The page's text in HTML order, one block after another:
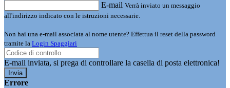
E-mail Verrà inviato un messaggio
all'indirizzo indicato con le istruzioni necessarie.
Non hai una e-mail associata al nome utente? Effettua il reset della password
tramite la Login Spaggiari
E-mail inviata, si prega di controllare la casella di posta elettronica!
Errore